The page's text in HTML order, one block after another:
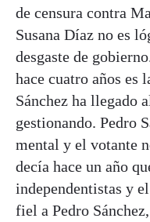
de censura contra
Susana Díaz no es
desgaste de
hace cuatro años es
Sánchez ha llegado
gestionando. Pedro
mental y el votante
decía hace un año
independentistas y
fiel a Pedro